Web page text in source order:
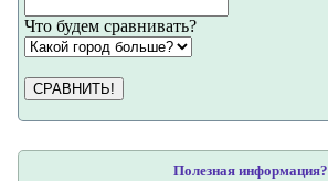
Что будем сравнивать?
СРАВНИТЬ!
Полезная информация?